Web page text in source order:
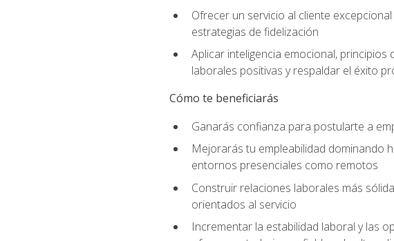
Ofrecer un servicio al cliente
estrategias de fidelización
Aplicar inteligencia emocional,
laborales positivas y respaldar el éxito
Cómo te beneficiarás
Ganarás confianza para postularte a
Mejorarás tu empleabilidad dominando
entornos presenciales como remotos
Construir relaciones laborales más
orientados al servicio
Incrementar la estabilidad laboral y las